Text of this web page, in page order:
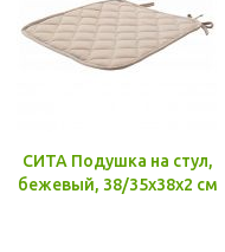
СИТА Подушка на стул,
бежевый, 38/35x38x2 см